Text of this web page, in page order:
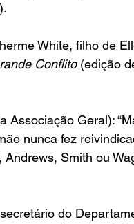
White, filho de
Conflito (edição
Associação Geral):
nunca fez
Smith ou
do